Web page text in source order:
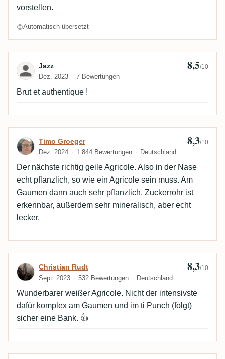
vorstellen.
Automatisch übersetzt
Bewertung von Jazz
Jazz
Dez. 2023 7 Bewertungen
8,5/10
Brut et authentique !
Bewertung von Timo Groeger
Timo Groeger
Dez. 2024 1.844 Bewertungen Deutschland
8,3/10
Der nächste richtig geile Agricole. Also in der Nase
echt pflanzlich, so wie ein Agricole sein muss. Am
Gaumen dann auch sehr pflanzlich. Zuckerrohr ist
erkennbar, außerdem sehr mineralisch, aber echt
lecker.
Bewertung von Christian Rudt
Christian Rudt
Sept. 2023 532 Bewertungen Deutschland
8,3/10
Wunderbarer weißer Agricole. Nicht der intensivste
dafür komplex am Gaumen und im ti Punch (folgt)
sicher eine Bank. 👍